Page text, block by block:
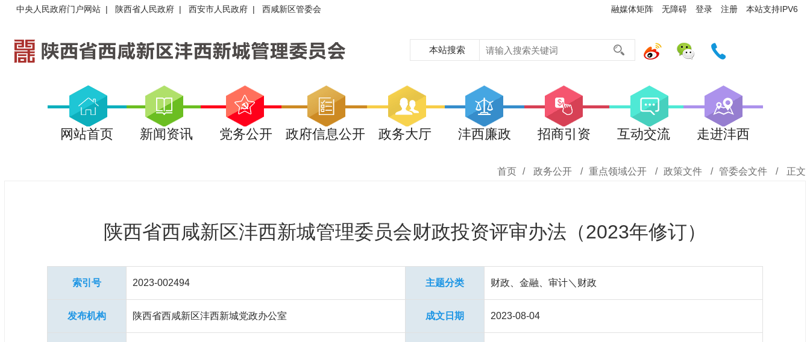
融媒体矩阵 无障碍 登录 注册 本站支持IPV6
中央人民政府门户网站 | 陕西省人民政府 | 西安市人民政府 | 西咸新区管委会
本站搜索
网站首页 新闻资讯 党务公开 政府信息公开 政务大厅 沣西廉政 招商引资 互动交流 走进沣西
首页 / 政务公开 / 重点领域公开 / 政策文件 / 管委会文件 / 正文
陕西省西咸新区沣西新城管理委员会财政投资评审办法（2023年修订）
索引号 2023-002494 主题分类 财政、金融、审计＼财政
发布机构 陕西省西咸新区沣西新城党政办公室 成文日期 2023-08-04